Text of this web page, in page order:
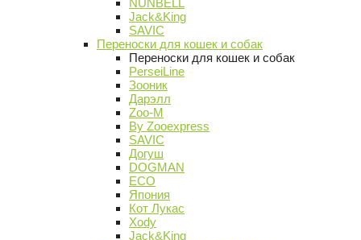
NUNBELL
Jack&King
SAVIC
Переноски для кошек и собак
Переноски для кошек и собак
PerseiLine
Зооник
Дарэлл
Zoo-M
By Zooexpress
SAVIC
Догуш
DOGMAN
ECO
Япония
Кот Лукас
Xody
Jack&King